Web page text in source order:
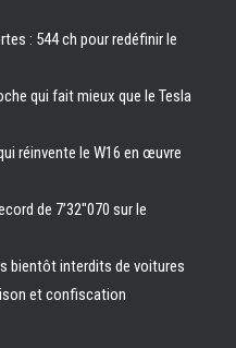
: 544 ch pour redéfinir le
qui fait mieux que le Tesla
réinvente le W16 en œuvre
de 7’32″070 sur le
bientôt interdits de voitures
et confiscation